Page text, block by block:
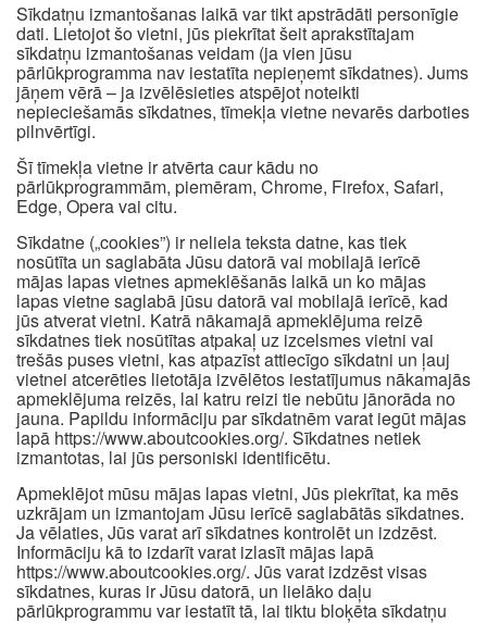
Sīkdatņu izmantošanas laikā var tikt apstrādāti personīgie
dati. Lietojot šo vietni, jūs piekrītat šeit aprakstītajam
sīkdatņu izmantošanas veidam (ja vien jūsu
pārlūkprogramma nav iestatīta nepieņemt sīkdatnes). Jums
jāņem vērā – ja izvēlēsieties atspējot noteikti
nepieciešamās sīkdatnes, tīmekļa vietne nevarēs darboties
pilnvērtīgi.
Šī tīmekļa vietne ir atvērta caur kādu no
pārlūkprogrammām, piemēram, Chrome, Firefox, Safari,
Edge, Opera vai citu.
Sīkdatne („cookies”) ir neliela teksta datne, kas tiek
nosūtīta un saglabāta Jūsu datorā vai mobilajā ierīcē
mājas lapas vietnes apmeklēšanās laikā un ko mājas
lapas vietne saglabā jūsu datorā vai mobilajā ierīcē, kad
jūs atverat vietni. Katrā nākamajā apmeklējuma reizē
sīkdatnes tiek nosūtītas atpakaļ uz izcelsmes vietni vai
trešās puses vietni, kas atpazīst attiecīgo sīkdatni un ļauj
vietnei atcerēties lietotāja izvēlētos iestatījumus nākamajās
apmeklējuma reizēs, lai katru reizi tie nebūtu jānorāda no
jauna. Papildu informāciju par sīkdatnēm varat iegūt mājas
lapā https://www.aboutcookies.org/. Sīkdatnes netiek
izmantotas, lai jūs personiski identificētu.
Apmeklējot mūsu mājas lapas vietni, Jūs piekrītat, ka mēs
uzkrājam un izmantojam Jūsu ierīcē saglabātās sīkdatnes.
Ja vēlaties, Jūs varat arī sīkdatnes kontrolēt un izdzēst.
Informāciju kā to izdarīt varat izlasīt mājas lapā
https://www.aboutcookies.org/. Jūs varat izdzēst visas
sīkdatnes, kuras ir Jūsu datorā, un lielāko daļu
pārlūkprogrammu var iestatīt tā, lai tiktu bloķēta sīkdatņu